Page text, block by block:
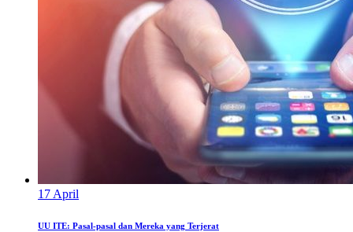
17 April
UU ITE: Pasal-pasal dan Mereka yang Terjerat